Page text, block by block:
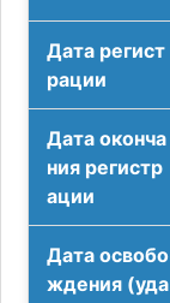
Дата регист
рации
Дата оконча
ния регистр
ации
Дата освобо
ждения (уда